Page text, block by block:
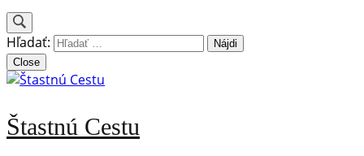
Hľadať:
Close
Štastnú Cestu